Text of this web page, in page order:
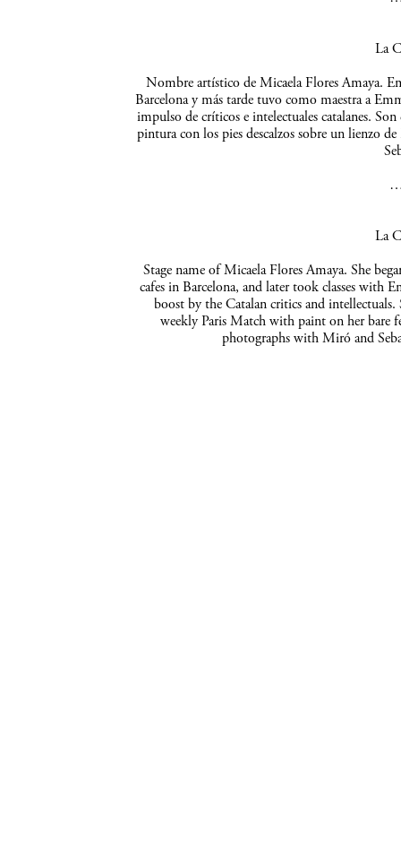
La
Nombre artístico de Micaela Flores Amaya.
Barcelona y más tarde tuvo como maestra a
impulso de críticos e intelectuales catalanes.
pintura con los pies descalzos sobre un lienzo
La
Stage name of Micaela Flores Amaya. She
cafes in Barcelona, and later took classes with
boost by the Catalan critics and
weekly Paris Match with paint on her bare
photographs with Miró and